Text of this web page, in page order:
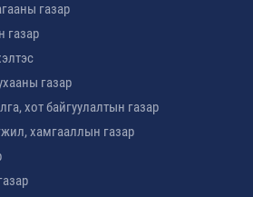
газар
газар
газар
хот байгуулалтын газар
хамгааллын газар